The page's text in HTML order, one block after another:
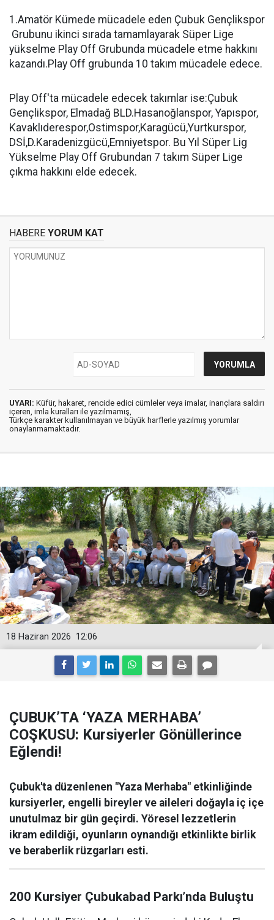
1.Amatör Kümede mücadele eden Çubuk Gençlikspor
Grubunu ikinci sırada tamamlayarak Süper Lige
yükselme Play Off Grubunda mücadele etme hakkını
kazandı.Play Off grubunda 10 takım mücadele edece.
Play Off'ta mücadele edecek takımlar ise:Çubuk
Gençlikspor, Elmadağ BLD.Hasanoğlanspor, Yapıspor,
Kavaklıderespor,Ostimspor,Karagücü,Yurtkurspor,
DSİ,D.Karadenizgücü,Emniyetspor. Bu Yıl Süper Lig
Yükselme Play Off Grubundan 7 takım Süper Lige
çıkma hakkını elde edecek.
HABERE YORUM KAT
UYARI: Küfür, hakaret, rencide edici cümleler veya imalar, inançlara saldırı
içeren, imla kuralları ile yazılmamış,
Türkçe karakter kullanılmayan ve büyük harflerle yazılmış yorumlar
onaylanmamaktadır.
12:06
18 Haziran 2026
ÇUBUK’TA ‘YAZA MERHABA’
COŞKUSU: Kursiyerler Gönüllerince
Eğlendi!
Çubuk'ta düzenlenen "Yaza Merhaba" etkinliğinde
kursiyerler, engelli bireyler ve aileleri doğayla iç içe
unutulmaz bir gün geçirdi. Yöresel lezzetlerin
ikram edildiği, oyunların oynandığı etkinlikte birlik
ve beraberlik rüzgarları esti.
200 Kursiyer Çubukabad Parkı’nda Buluştu